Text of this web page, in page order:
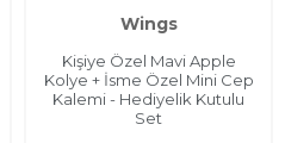
Wings
Kişiye Özel Mavi Apple
Kolye + İsme Özel Mini Cep
Kalemi - Hediyelik Kutulu
Set